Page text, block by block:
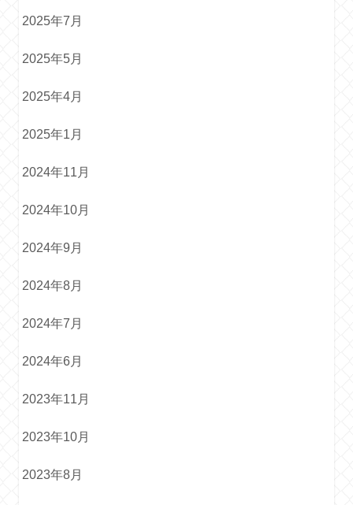
2025年7月
2025年5月
2025年4月
2025年1月
2024年11月
2024年10月
2024年9月
2024年8月
2024年7月
2024年6月
2023年11月
2023年10月
2023年8月